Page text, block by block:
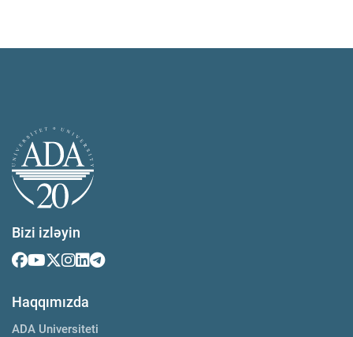
Bizi izləyin
Haqqımızda
ADA Universiteti